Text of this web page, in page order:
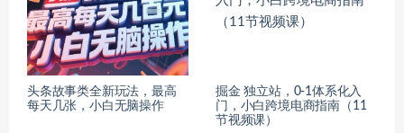
头条故事类全新玩法，最高
每天几张，小白无脑操作
掘金 独立站，0-1体系化入
门，小白跨境电商指南（11
节视频课）